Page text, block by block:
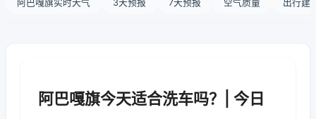
阿巴嘎旗实时天气 3天预报 7天预报 空气质量 出行建
阿巴嘎旗今天适合洗车吗？| 今日